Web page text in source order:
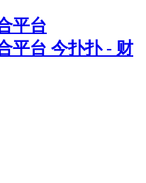
今扑扑 - 财